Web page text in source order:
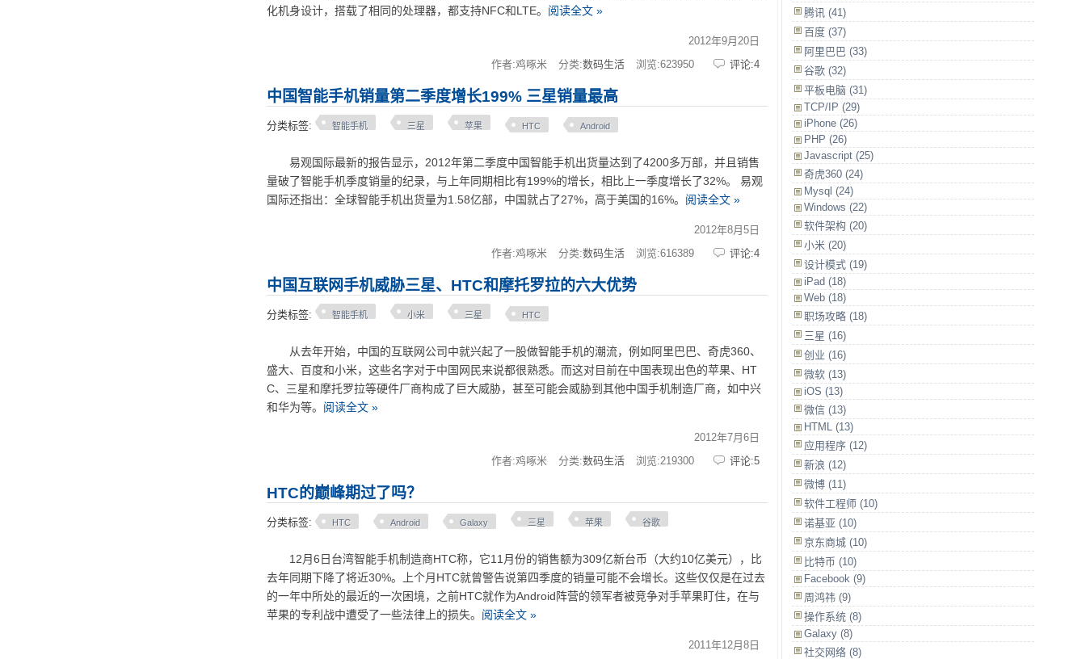
化机身设计，搭载了相同的处理器，都支持NFC和LTE。 阅读全文 »
2012年9月20日
作者:鸡啄米
分类:数码生活 浏览:623950 评论:4
中国智能手机销量第二季度增长199% 三星销量最高
分类标签: 智能手机 三星 苹果 HTC Android
易观国际最新的报告显示，2012年第二季度中国智能手机出货量达到了4200多万部，并且销售
量破了智能手机季度销量的纪录，与上年同期相比有199%的增长，相比上一季度增长了32%。 易观
国际还指出：全球智能手机出货量为1.58亿部，中国就占了27%，高于美国的16%。 阅读全文 »
2012年8月5日
作者:鸡啄米
分类:数码生活 浏览:616389 评论:4
中国互联网手机威胁三星、HTC和摩托罗拉的六大优势
分类标签: 智能手机 小米 三星 HTC
从去年开始，中国的互联网公司中就兴起了一股做智能手机的潮流，例如阿里巴巴、奇虎360、
盛大、百度和小米，这些名字对于中国网民来说都很熟悉。而这对目前在中国表现出色的苹果、HT
C、三星和摩托罗拉等硬件厂商构成了巨大威胁，甚至可能会威胁到其他中国手机制造厂商，如中兴
和华为等。 阅读全文 »
2012年7月6日
作者:鸡啄米
分类:数码生活 浏览:219300 评论:5
HTC的巅峰期过了吗？
分类标签: HTC Android Galaxy 三星 苹果 谷歌
12月6日台湾智能手机制造商HTC称，它11月份的销售额为309亿新台币（大约10亿美元），比
去年同期下降了将近30%。上个月HTC就曾警告说第四季度的销量可能不会增长。这些仅仅是在过去
的一年中所处的最近的一次困境，之前HTC就作为Android阵营的领军者被竞争对手苹果盯住，在与
苹果的专利战中遭受了一些法律上的损失。 阅读全文 »
2011年12月8日
腾讯 (41)
百度 (37)
阿里巴巴 (33)
谷歌 (32)
平板电脑 (31)
TCP/IP (29)
iPhone (26)
PHP (26)
Javascript (25)
奇虎360 (24)
Mysql (24)
Windows (22)
软件架构 (20)
小米 (20)
设计模式 (19)
iPad (18)
Web (18)
职场攻略 (18)
三星 (16)
创业 (16)
微软 (13)
iOS (13)
微信 (13)
HTML (13)
应用程序 (12)
新浪 (12)
微博 (11)
软件工程师 (10)
诺基亚 (10)
京东商城 (10)
比特币 (10)
Facebook (9)
周鸿祎 (9)
操作系统 (8)
Galaxy (8)
社交网络 (8)